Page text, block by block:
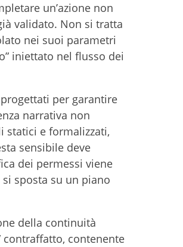
un’azione non
validato. Non si tratta
nei suoi parametri
iniettato nel flusso dei
per garantire
narrativa non
statici e formalizzati,
sensibile deve
dei permessi viene
sposta su un piano
della continuità
contraffatto, contenente